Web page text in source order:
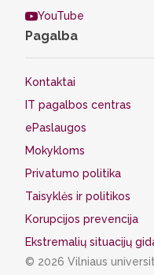
YouTube
Pagalba
Kontaktai
IT pagalbos centras
ePaslaugos
Mokykloms
Privatumo politika
Taisyklės ir politikos
Korupcijos prevencija
Ekstremalių situacijų
© 2026 Vilniaus